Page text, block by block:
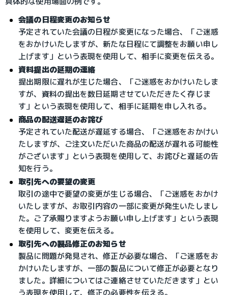
会議の日程変更のお知らせ
予定されていた会議の日程が変更になった場合、「ご迷惑
をおかけいたしますが、新たな日程にて調整をお願い申し
上げます」という表現を使用して、相手に変更を伝える。
資料提出の延期の連絡
提出期限に遅れが生じた場合、「ご迷惑をおかけいたしま
すが、資料の提出を数日延期させていただきたく存じま
す」という表現を使用して、相手に延期を申し入れる。
商品の配送遅延のお詫び
予定されていた配送が遅延する場合、「ご迷惑をおかけい
たしますが、ご注文いただいた商品の配送が遅れる可能性
がございます」という表現を使用して、お詫びと遅延の告
知を行う。
取引先への要望の変更
取引の途中で要望の変更が生じる場合、「ご迷惑をおかけ
いたしますが、お取引内容の一部に変更が発生いたしまし
た。ご了承賜りますようお願い申し上げます」という表現
を使用して、変更を伝える。
取引先への製品修正のお知らせ
製品に問題が発見され、修正が必要な場合、「ご迷惑をお
かけいたしますが、一部の製品について修正が必要となり
ました。詳細についてはご連絡させていただきます」とい
う表現を使用して、修正の必要性を伝える。